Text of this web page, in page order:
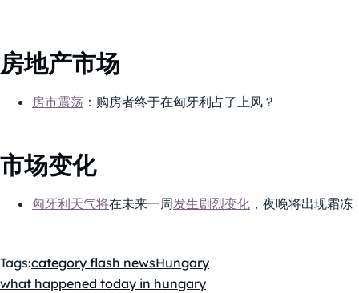
房地产市场
房市震荡 ：购房者终于在匈牙利占了上风？
市场变化
匈牙利天气将在未来一周发生剧烈变化 ，夜晚将出现霜冻
Tags:category flash newsHungary
what happened today in hungary